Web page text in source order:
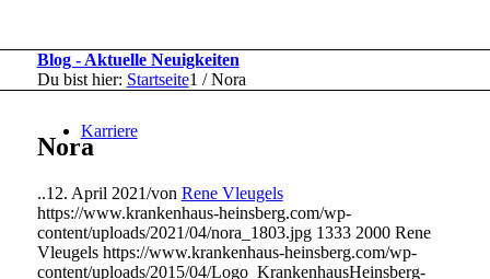
Karriere
Blog - Aktuelle Neuigkeiten
Du bist hier: Startseite1 / Nora
Nora
..12. April 2021/von Rene Vleugels
https://www.krankenhaus-heinsberg.com/wp-
content/uploads/2021/04/nora_1803.jpg 1333 2000 Rene
Vleugels https://www.krankenhaus-heinsberg.com/wp-
content/uploads/2015/04/Logo_KrankenhausHeinsberg-